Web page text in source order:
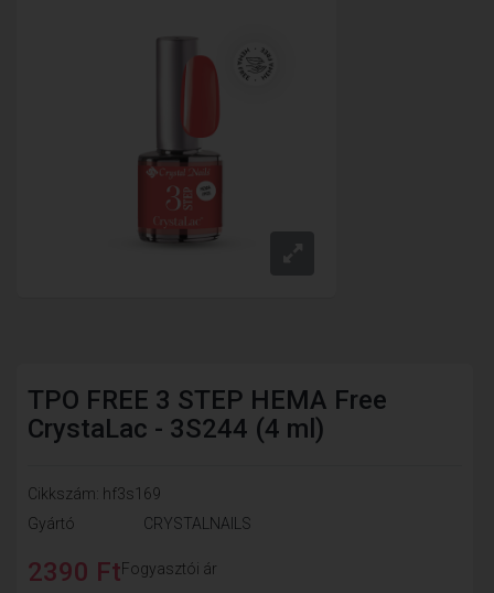
TPO FREE 3 STEP HEMA Free
CrystaLac - 3S244 (4 ml)
Cikkszám: hf3s169
Gyártó
CRYSTALNAILS
Fogyasztói ár
2390 Ft